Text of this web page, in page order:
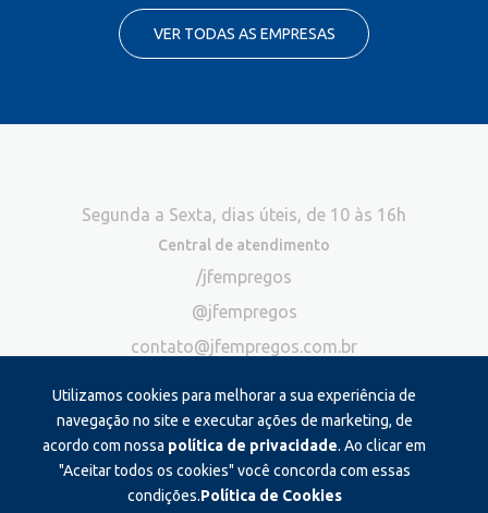
VER TODAS AS EMPRESAS
Utilizamos cookies para melhorar a sua experiência de
navegação no site e executar ações de marketing, de
acordo com nossa política de privacidade. Ao clicar em
"Aceitar todos os cookies" você concorda com essas
condições.Política de Cookies
Segunda a Sexta, dias úteis, de 10 às 16h
Central de atendimento
/jfempregos
@jfempregos
contato@jfempregos.com.br
Publicidade
*Exclusivo para atendimento via chat. Não atendemos ligações neste
canal
Produzido e administrado por: